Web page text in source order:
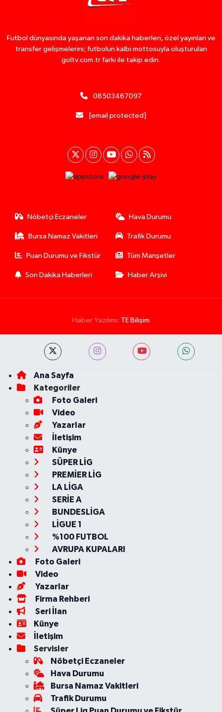
Futbol dünyasında yaşanan son dakika haberleri, özel yayınları ve
transfer gelişmelerini; futbolun kalbi mottosuyla oluşturulan
goltv.com.tr farkı ile takip edin.
08503467097
[email protected]
Nöbetçi Eczaneler Hava Durumu
Bursa Namaz Vakitleri Trafik Durumu
Puan Durumu ve Fikstür Tüm Manşetler
Son Dakika Haberleri Haber Arşivi
Haber Yazılımı: TE Bilişim
Ana Sayfa
Kategoriler
Foto Galeri
Video
Yazarlar
İletişim
Künye
SÜPER LİG
PREMİER LİG
LA LİGA
SERİE A
BUNDESLİGA
LİGUE 1
%100 FUTBOL
AVRUPA KUPALARI
Foto Galeri
Video
Yazarlar
Firma Rehberi
Seri İlan
Künye
İletişim
Servisler
Nöbetçi Eczaneler
Hava Durumu
Bursa Namaz Vakitleri
Trafik Durumu